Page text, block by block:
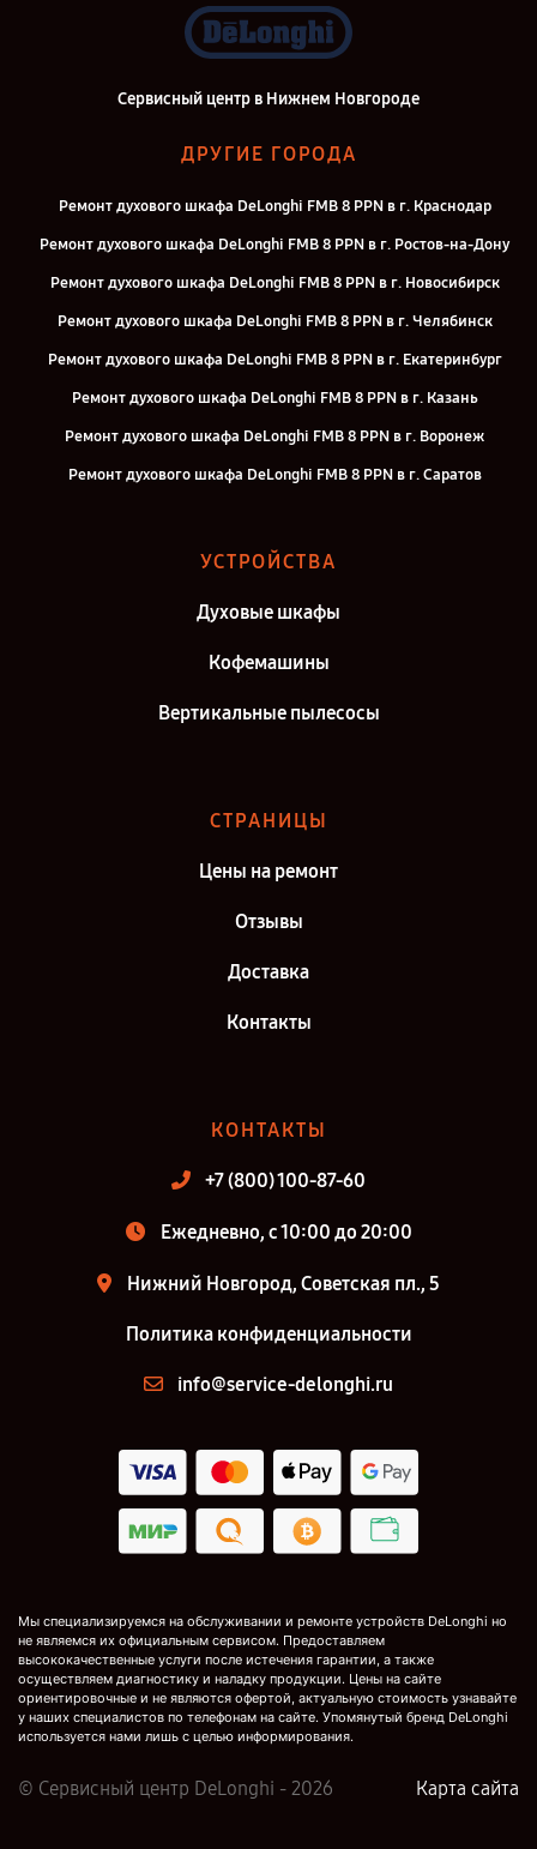
Сервисный центр в Нижнем Новгороде
ДРУГИЕ ГОРОДА
Ремонт духового шкафа DeLonghi FMB 8 PPN в г. Краснодар
Ремонт духового шкафа DeLonghi FMB 8 PPN в г. Ростов-на-Дону
Ремонт духового шкафа DeLonghi FMB 8 PPN в г. Новосибирск
Ремонт духового шкафа DeLonghi FMB 8 PPN в г. Челябинск
Ремонт духового шкафа DeLonghi FMB 8 PPN в г. Екатеринбург
Ремонт духового шкафа DeLonghi FMB 8 PPN в г. Казань
Ремонт духового шкафа DeLonghi FMB 8 PPN в г. Воронеж
Ремонт духового шкафа DeLonghi FMB 8 PPN в г. Саратов
Ремонт духового шкафа DeLonghi FMB 8 PPN в г. Киров
Ремонт духового шкафа DeLonghi FMB 8 PPN в г. Санкт-Петербург
УСТРОЙСТВА
Духовые шкафы
Кофемашины
Вертикальные пылесосы
СТРАНИЦЫ
Цены на ремонт
Отзывы
Доставка
Контакты
КОНТАКТЫ
+7 (800) 100-87-60
Ежедневно, с 10:00 до 20:00
Нижний Новгород, Советская пл., 5
Политика конфиденциальности
info@service-delonghi.ru
Мы специализируемся на обслуживании и ремонте устройств DeLonghi но
не являемся их официальным сервисом. Предоставляем
высококачественные услуги после истечения гарантии, а также
осуществляем диагностику и наладку продукции. Цены на сайте
ориентировочные и не являются офертой, актуальную стоимость узнавайте
у наших специалистов по телефонам на сайте. Упомянутый бренд DeLonghi
используется нами лишь с целью информирования.
© Сервисный центр DeLonghi - 2026 Карта сайта